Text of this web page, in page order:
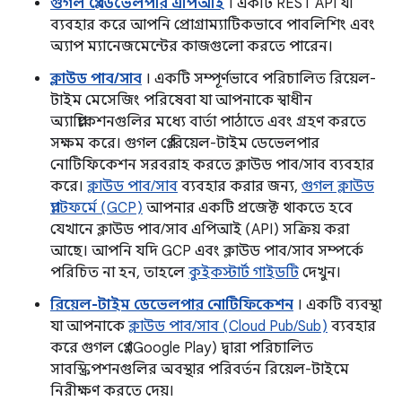
ব্যবহার করে আপনি প্রোগ্রাম্যাটিকভাবে পাবলিশিং এবং
অ্যাপ ম্যানেজমেন্টের কাজগুলো করতে পারেন।
ক্লাউড পাব/সাব । একটি সম্পূর্ণভাবে পরিচালিত রিয়েল-
টাইম মেসেজিং পরিষেবা যা আপনাকে স্বাধীন
অ্যাপ্লিকেশনগুলির মধ্যে বার্তা পাঠাতে এবং গ্রহণ করতে
সক্ষম করে। গুগল প্লে রিয়েল-টাইম ডেভেলপার
নোটিফিকেশন সরবরাহ করতে ক্লাউড পাব/সাব ব্যবহার
করে।ক্লাউড পাব/সাব ব্যবহার করার জন্য, গুগল ক্লাউড
প্ল্যাটফর্মে (GCP) আপনার একটি প্রজেক্ট থাকতে হবে
যেখানে ক্লাউড পাব/সাব এপিআই (API) সক্রিয় করা
আছে। আপনি যদি GCP এবং ক্লাউড পাব/সাব সম্পর্কে
পরিচিত না হন, তাহলে কুইকস্টার্ট গাইডটি দেখুন।
রিয়েল-টাইম ডেভেলপার নোটিফিকেশন । একটি ব্যবস্থা
যা আপনাকেক্লাউড পাব/সাব (Cloud Pub/Sub) ব্যবহার
করে গুগল প্লে (Google Play) দ্বারা পরিচালিত
সাবস্ক্রিপশনগুলির অবস্থার পরিবর্তন রিয়েল-টাইমে
নিরীক্ষণ করতে দেয়।